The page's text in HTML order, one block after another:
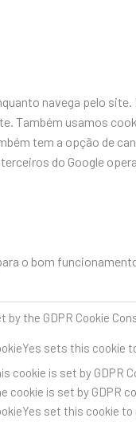
navega pelo
Também usamos
tem a opção de
do Google
o bom
by the GDPR Cookie
sets this cookie
cookie is set by GDPR
cookie is set by GDPR
set this cookie